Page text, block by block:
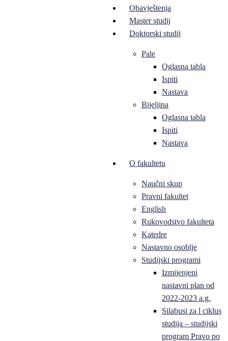
Obavještenja
Master studij
Doktorski studij
Pale
Oglasna tabla
Ispiti
Nastava
Bijeljina
Oglasna tabla
Ispiti
Nastava
O fakultetu
Naučni skup
Pravni fakultet
English
Rukovodstvo fakulteta
Katedre
Nastavno osoblje
Studijski programi
Izmijenjeni
nastavni plan od
2022-2023 a.g.
Silabusi za l ciklus
studija – studijski
program Pravo po